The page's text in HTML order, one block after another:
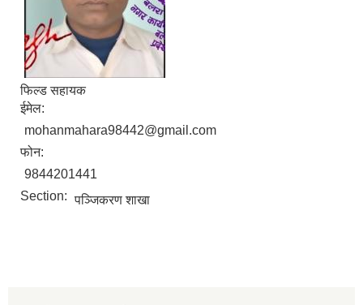
फिल्ड सहायक
ईमेल:
mohanmahara98442@gmail.com
फोन:
9844201441
Section: पञ्‍जिकरण शाखा